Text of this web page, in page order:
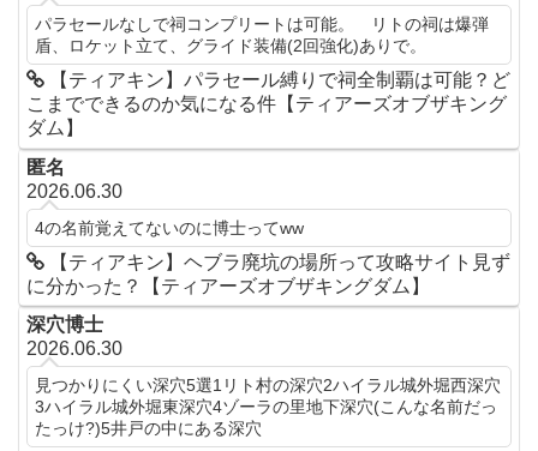
パラセールなしで祠コンプリートは可能。 リトの祠は爆弾
盾、ロケット立て、グライド装備(2回強化)ありで。
【ティアキン】パラセール縛りで祠全制覇は可能？ど
こまでできるのか気になる件【ティアーズオブザキング
ダム】
匿名
2026.06.30
4の名前覚えてないのに博士ってww
【ティアキン】ヘブラ廃坑の場所って攻略サイト見ず
に分かった？【ティアーズオブザキングダム】
深穴博士
2026.06.30
見つかりにくい深穴5選1リト村の深穴2ハイラル城外堀西深穴
3ハイラル城外堀東深穴4ゾーラの里地下深穴(こんな名前だっ
たっけ?)5井戸の中にある深穴